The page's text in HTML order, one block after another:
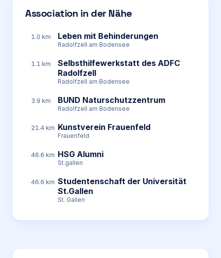
Association in der Nähe
1.0 km Leben mit Behinderungen
Radolfzell am Bodensee
1.1 km
Selbsthilfewerkstatt des ADFC
Radolfzell
Radolfzell am Bodensee
3.9 km BUND Naturschutzzentrum
Radolfzell am Bodensee
21.4 km Kunstverein Frauenfeld
Frauenfeld
46.6 km HSG Alumni
St.gallen
46.6 km Studentenschaft der Universität
St.Gallen
St. Gallen